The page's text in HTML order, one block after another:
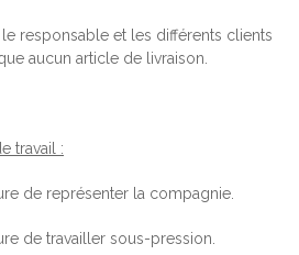
responsable et les différents clients
aucun article de livraison.
travail :
de représenter la compagnie.
de travailler sous-pression.